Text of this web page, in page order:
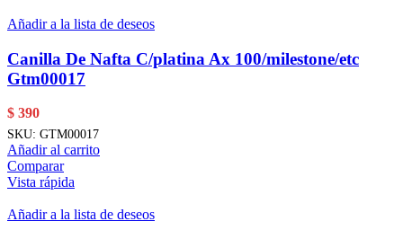
Añadir a la lista de deseos
Canilla De Nafta C/platina Ax 100/milestone/etc
Gtm00017
$ 390
SKU: GTM00017
Añadir al carrito
Comparar
Vista rápida
Añadir a la lista de deseos